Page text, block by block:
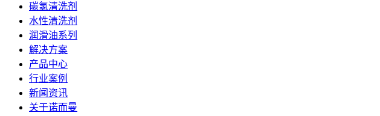
碳氢清洗剂
水性清洗剂
润滑油系列
解决方案
产品中心
行业案例
新闻资讯
关于诺而曼